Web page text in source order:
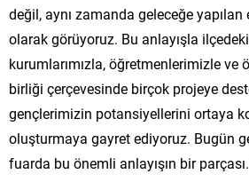
değil, aynı zamanda geleceğe yapılan
olarak görüyoruz. Bu anlayışla
kurumlarımızla, öğretmenlerimizle ve
birliği çerçevesinde birçok projeye
gençlerimizin potansiyellerini ortaya
oluşturmaya gayret ediyoruz. Bugün
fuarda bu önemli anlayışın bir